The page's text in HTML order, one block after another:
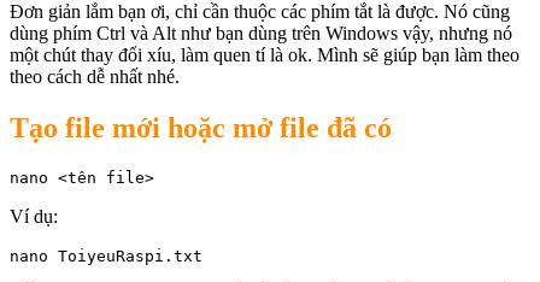
Đơn giản lắm bạn ơi, chỉ cần thuộc các phím tắt là được. Nó cũng
dùng phím Ctrl và Alt như bạn dùng trên Windows vậy, nhưng nó
một chút thay đổi xíu, làm quen tí là ok. Mình sẽ giúp bạn làm theo
theo cách dễ nhất nhé.
Tạo file mới hoặc mở file đã có
nano <tên file>
Ví dụ:
nano ToiyeuRaspi.txt